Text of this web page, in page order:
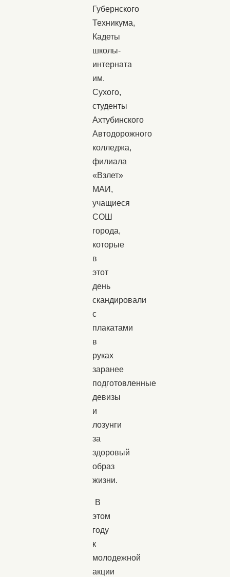
Губернского
Техникума,
Кадеты
школы-
интерната
им.
Сухого,
студенты
Ахтубинского
Автодорожного
колледжа,
филиала
«Взлет»
МАИ,
учащиеся
СОШ
города,
которые
в
этот
день
скандировали
с
плакатами
в
руках
заранее
подготовленные
девизы
и
лозунги
за
здоровый
образ
жизни.
В
этом
году
к
молодежной
акции